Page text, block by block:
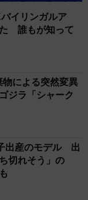
イリンガルア
誰もが知って
物による突然変異
ジラ「シャーク
出産のモデル 出
切れそう」の